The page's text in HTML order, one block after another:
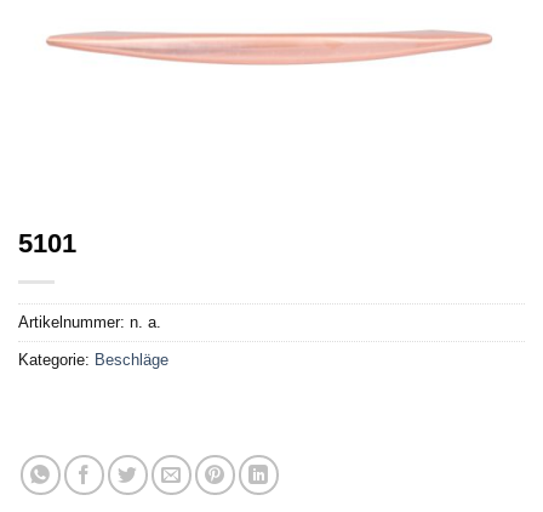
5101
Artikelnummer: n. a.
Kategorie: Beschläge